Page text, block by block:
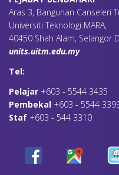
Aras 3, Bangunan Canseleri
Universiti Teknologi MARA,
40450 Shah Alam, Selangor
units.uitm.edu.my
Tel:
Pelajar +603 - 5544 3435
Pembekal +603 - 5544
Staf +603 - 544 3310